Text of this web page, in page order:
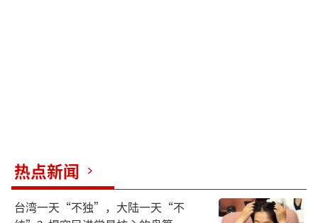
热点新闻
台湾一天“不独”，大陆一天“不